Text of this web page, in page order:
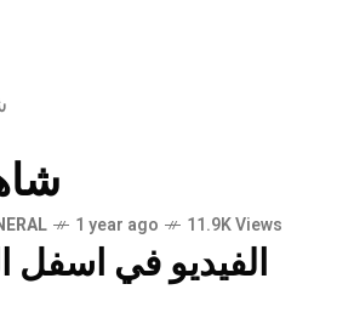
1 year ago 11.9K Views
الفيديو في اسفل